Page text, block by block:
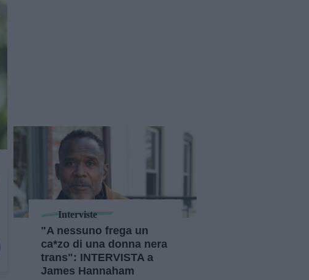
Interviste
"A nessuno frega un
ca*zo di una donna nera
trans": INTERVISTA a
James Hannaham